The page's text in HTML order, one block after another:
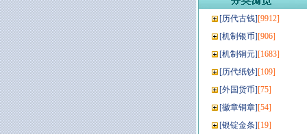
[历代古钱][9912]
[机制银币][906]
[机制铜元][1683]
[历代纸钞][109]
[外国货币][75]
[徽章铜章][54]
[银锭金条][19]